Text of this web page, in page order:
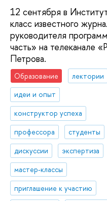
12 сентября в
класс известного
руководителя
часть» на телеканале
Петрова.
Образование
лектории
идеи и опыт
конструктор успеха
профессора
студенты
дискуссии
экспертиза
мастер-классы
приглашение к участию